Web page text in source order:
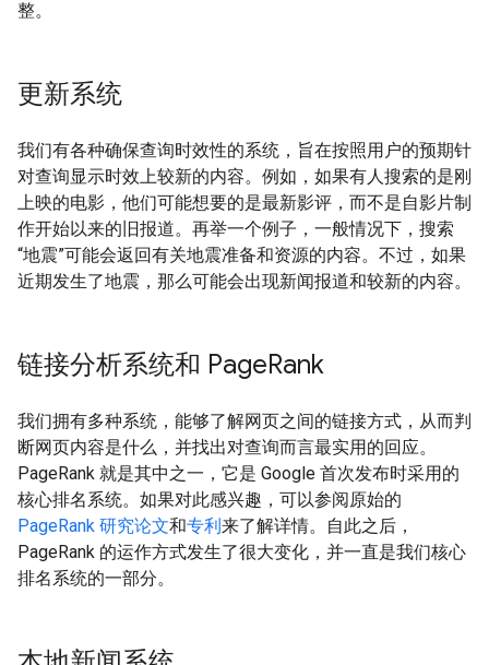
整。
更新系统
我们有各种确保查询时效性的系统，旨在按照用户的预期针
对查询显示时效上较新的内容。例如，如果有人搜索的是刚
上映的电影，他们可能想要的是最新影评，而不是自影片制
作开始以来的旧报道。再举一个例子，一般情况下，搜索
“地震”可能会返回有关地震准备和资源的内容。不过，如果
近期发生了地震，那么可能会出现新闻报道和较新的内容。
链接分析系统和 PageRank
我们拥有多种系统，能够了解网页之间的链接方式，从而判
断网页内容是什么，并找出对查询而言最实用的回应。
PageRank 就是其中之一，它是 Google 首次发布时采用的
核心排名系统。如果对此感兴趣，可以参阅原始的
PageRank 研究论文和专利来了解详情。自此之后，
PageRank 的运作方式发生了很大变化，并一直是我们核心
排名系统的一部分。